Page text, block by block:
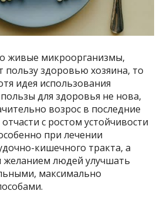
живые микроорганизмы,
пользу здоровью хозяина, то
идея использования
для здоровья не нова,
возрос в последние
с ростом устойчивости
при лечении
кишечного тракта, а
желанием людей улучшать
максимально